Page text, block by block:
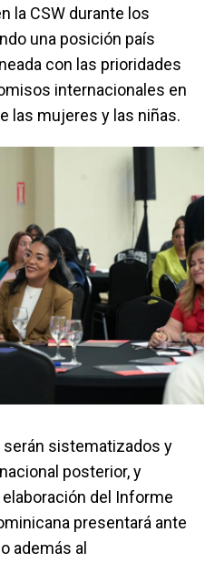
la CSW durante los
una posición país
con las prioridades
internacionales en
las mujeres y las niñas.
sistematizados y
posterior, y
del Informe
presentará ante
además al